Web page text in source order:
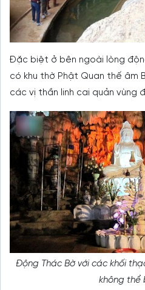
Đặc biệt ở bên ngoài lòng
có khu thờ Phật Quan thế âm
các vị thần linh cai quản vùng
Động Thác Bờ với các khối
không thể